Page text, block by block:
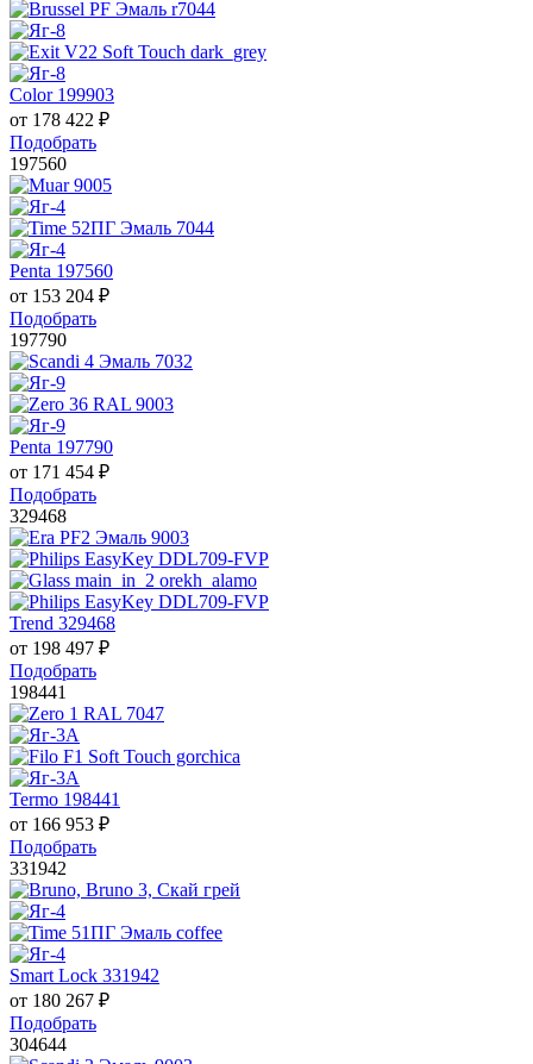
Color 199903
от 178 422 ₽
Подобрать
197560
Penta 197560
от 153 204 ₽
Подобрать
197790
Penta 197790
от 171 454 ₽
Подобрать
329468
Trend 329468
от 198 497 ₽
Подобрать
198441
Termo 198441
от 166 953 ₽
Подобрать
331942
Smart Lock 331942
от 180 267 ₽
Подобрать
304644